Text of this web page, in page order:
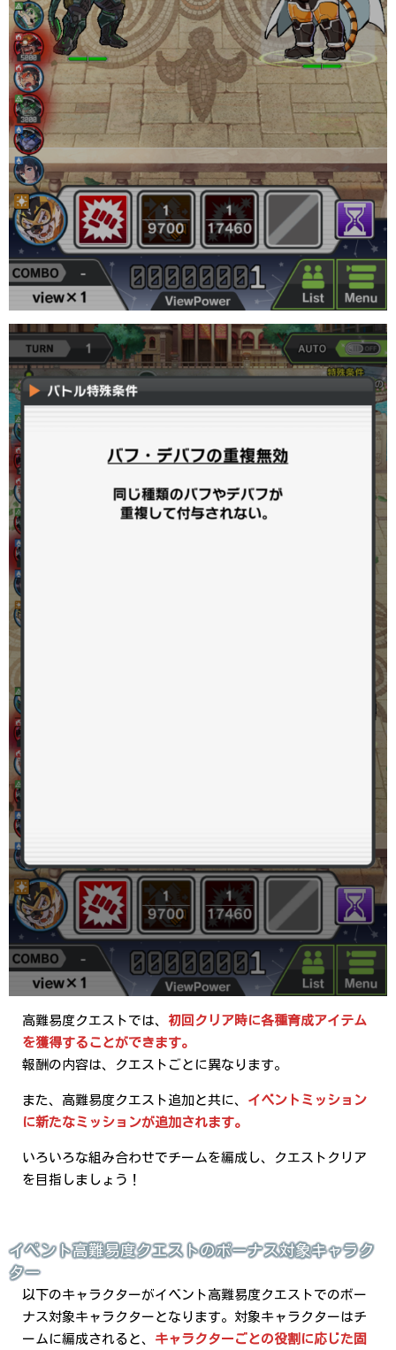
高難易度クエストでは、 初回クリア時に各種育成アイテム
を獲得することができます。
報酬の内容は、クエストごとに異なります。
また、高難易度クエスト追加と共に、 イベントミッション
に新たなミッションが追加されます。
いろいろな組み合わせでチームを編成し、クエストクリア
を目指しましょう！
イベント高難易度クエストのボーナス対象キャラク
ター
以下のキャラクターがイベント高難易度クエストでのボー
ナス対象キャラクターとなります。対象キャラクターはチ
ームに編成されると、 キャラクターごとの役割に応じた固